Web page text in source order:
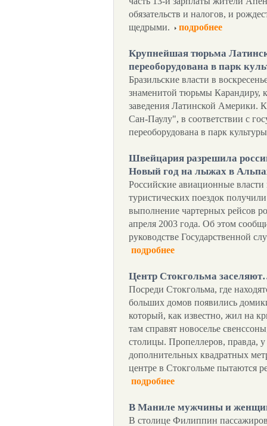
обязательств и налогов, и
щедрыми.
подробнее
Крупнейшая тюрьма
переоборудована в парк
Бразильские власти в
знаменитой тюрьмы Карандиру,
заведения Латинской Америки.
Сан-Паулу", в соответствии с
переоборудована в парк
Швейцария разрешила
Новый год на лыжах в
Российские авиационные
туристических поездок
выполнение чартерных рейсов
апреля 2003 года. Об этом
руководстве Государственной
подробнее
Центр Стокгольма
Посреди Стокгольма, где
больших домов появились
который, как известно, жил на
там справят новоселье
столицы. Пропеллеров, правда,
дополнительных квадратных
центре в Стокгольме пытаются
подробнее
В Маниле мужчины и
В столице Филиппин